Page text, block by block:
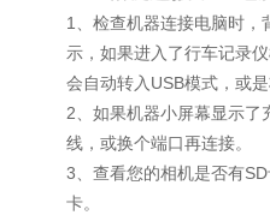
1、检查机器连接电脑时，
示，如果进入了行车记录
会自动转入USB模式，或
2、如果机器小屏幕显示了
线，或换个端口再连接。
3、查看您的相机是否有
卡。